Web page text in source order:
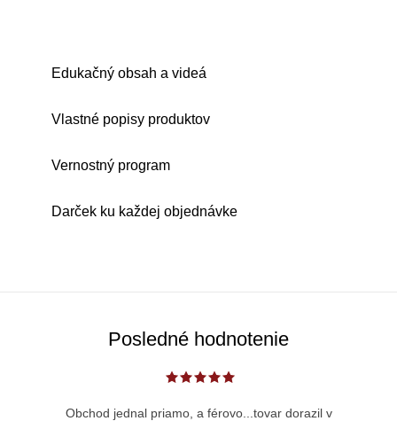
Edukačný obsah a videá
Vlastné popisy produktov
Vernostný program
Darček ku každej objednávke
Posledné hodnotenie
Obchod jednal priamo, a férovo...tovar dorazil v